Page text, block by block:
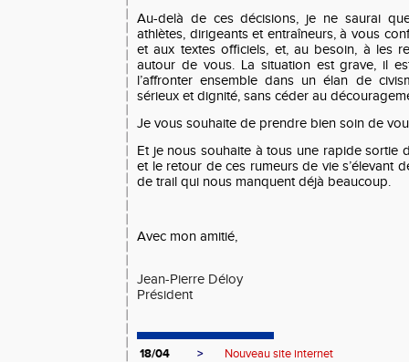
Au-delà de ces décisions, je ne saurai
athlètes, dirigeants et entraîneurs, à vous
et aux textes officiels, et, au besoin, à les
autour de vous. La situation est grave, il
l’affronter ensemble dans un élan de
sérieux et dignité, sans céder au
Je vous souhaite de prendre bien soin de
Et je nous souhaite à tous une rapide sortie
et le retour de ces rumeurs de vie s’élevant
de trail qui nous manquent déjà beaucoup.
Avec mon amitié,
Jean-Pierre Déloy
Président
18/04 >
Nouveau site internet